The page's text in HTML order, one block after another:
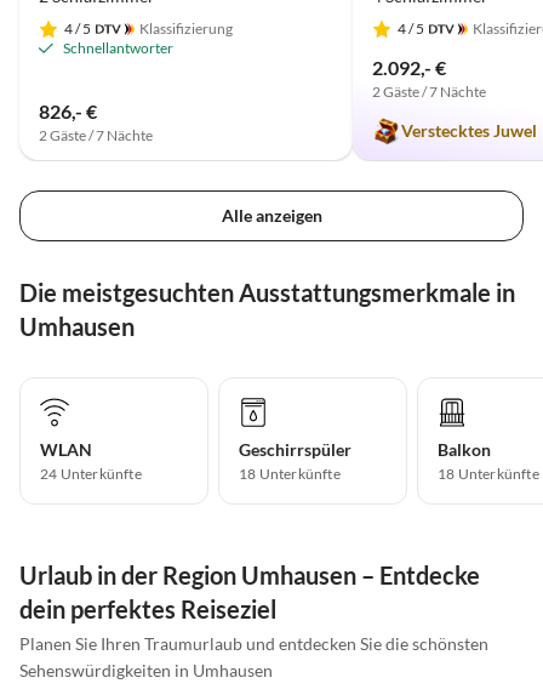
4/ 5
Klassifizierung
Schnellantworter
826,- €
2 Gäste / 7 Nächte
4/ 5
2.092,- €
2 Gäste / 7 Nächte
Verstecktes Juwel
Alle anzeigen
Die meistgesuchten Ausstattungsmerkmale in
Umhausen
WLAN
24 Unterkünfte
Geschirrspüler
18 Unterkünfte
Balkon
18 Unterkünfte
Urlaub in der Region Umhausen – Entdecke
dein perfektes Reiseziel
Planen Sie Ihren Traumurlaub und entdecken Sie die schönsten
Sehenswürdigkeiten in Umhausen